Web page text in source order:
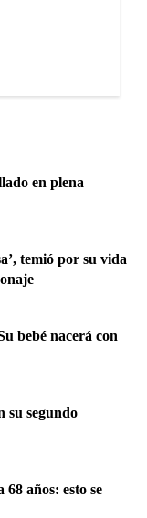
en plena
temió por su vida
bebé nacerá con
su segundo
años: esto se